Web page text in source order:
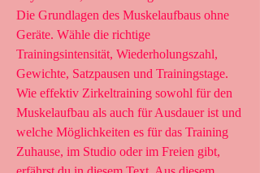
Die Grundlagen des Muskelaufbaus ohne
Geräte. Wähle die richtige
Trainingsintensität, Wiederholungszahl,
Gewichte, Satzpausen und Trainingstage.
Wie effektiv Zirkeltraining sowohl für den
Muskelaufbau als auch für Ausdauer ist und
welche Möglichkeiten es für das Training
Zuhause, im Studio oder im Freien gibt,